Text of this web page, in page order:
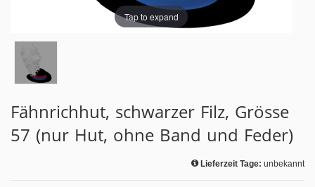
Tap to expand
Fähnrichhut, schwarzer Filz, Grösse
57 (nur Hut, ohne Band und Feder)
Lieferzeit Tage: unbekannt